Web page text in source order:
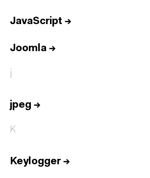
JavaScript →
Joomla →
j
jpeg →
K
Keylogger→